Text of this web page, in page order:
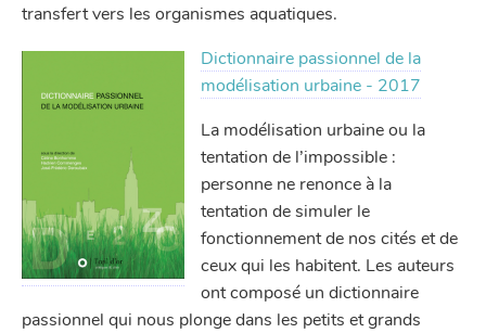
transfert vers les organismes aquatiques.
Dictionnaire passionnel de la
modélisation urbaine - 2017
La modélisation urbaine ou la
tentation de l’impossible :
personne ne renonce à la
tentation de simuler le
fonctionnement de nos cités et de
ceux qui les habitent. Les auteurs
ont composé un dictionnaire
passionnel qui nous plonge dans les petits et grands